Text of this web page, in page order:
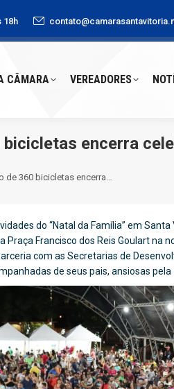
18h
CÂMARA VEREADORES
encerra
de 360 bicicletas encerra…
do “Natal da Família” em
Praça Francisco dos Reis Goulart na
com as Secretarias de
de seus pais, ansiosas
VEREADORES